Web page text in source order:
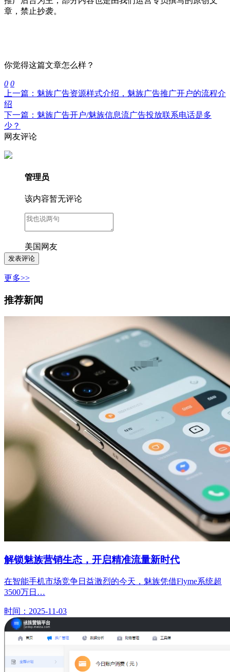
章，禁止抄袭。
你觉得这篇文章怎么样？
0 0
上一篇：魅族广告资源样式介绍，魅族广告推广开户的流程介
绍
下一篇：魅族广告开户/魅族信息流广告投放联系电话是多
少？
网友评论
管理员
该内容暂无评论
美国网友
更多>>
推荐新闻
解锁魅族营销生态，开启精准流量新时代
在智能手机市场竞争日益激烈的今天，魅族凭借Flyme系统超
3500万日…
时间：2025-11-03